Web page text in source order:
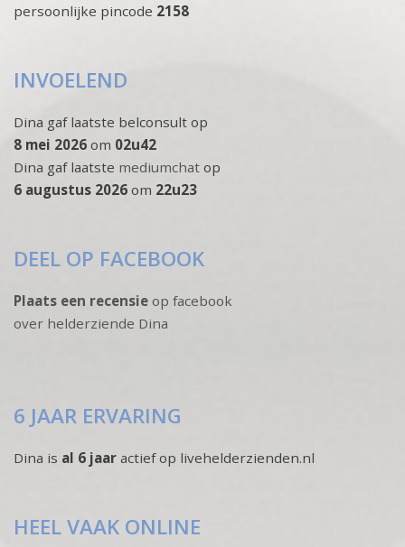
persoonlijke pincode 2158
INVOELEND
Dina gaf laatste belconsult op
8 mei 2026 om 02u42
Dina gaf laatste mediumchat op
6 augustus 2026 om 22u23
DEEL OP FACEBOOK
Plaats een recensie op facebook
over helderziende Dina
6 JAAR ERVARING
Dina is al 6 jaar actief op livehelderzienden.nl
HEEL VAAK ONLINE